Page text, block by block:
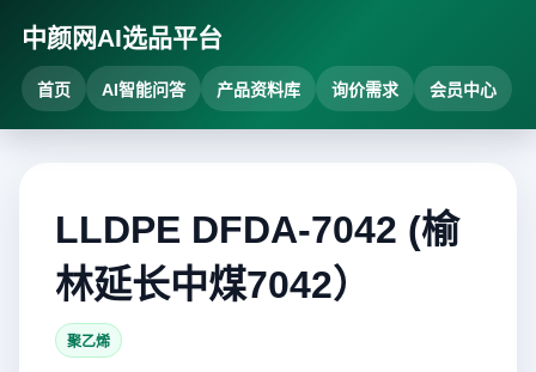
中颜网AI选品平台
首页 AI智能问答 产品资料库 询价需求 会员中心
LLDPE DFDA-7042 (榆
林延长中煤7042）
聚乙烯